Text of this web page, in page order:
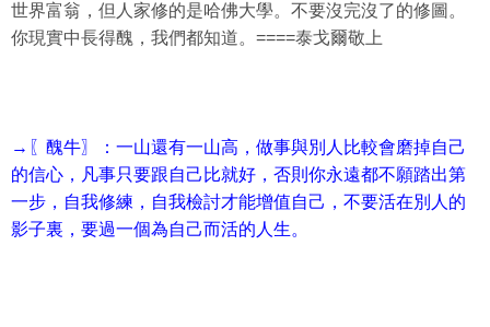
世界富翁，但人家修的是哈佛大學。不要沒完沒了的修圖。
你現實中長得醜，我們都知道。====泰戈爾敬上
→〖醜牛〗：一山還有一山高，做事與別人比較會磨掉自己
的信心，凡事只要跟自己比就好，否則你永遠都不願踏出第
一步，自我修練，自我檢討才能增值自己，不要活在別人的
影子裏，要過一個為自己而活的人生。